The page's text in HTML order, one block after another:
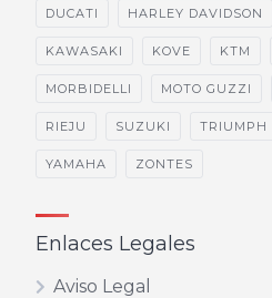
DUCATI HARLEY DAVIDSON
KAWASAKI KOVE KTM
MORBIDELLI MOTO GUZZI
RIEJU SUZUKI TRIUMPH
YAMAHA ZONTES
Enlaces Legales
Aviso Legal